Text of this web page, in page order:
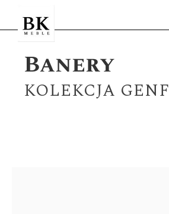
Banery
KOLEKCJA GENF